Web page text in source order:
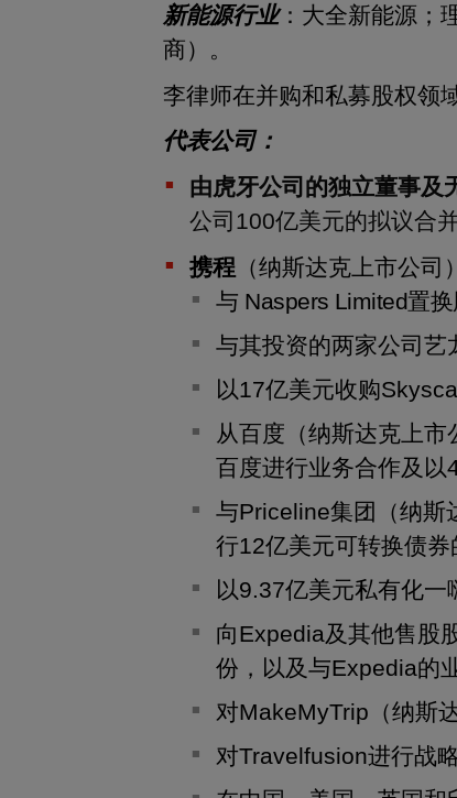
新能源行业：大全新能源；
商）。
李律师在并购和私募股权领
代表公司：
由虎牙公司的独立董事及
公司100亿美元的拟议合并
携程 （纳斯达克上市公司
与 Naspers Limited置
与其投资的两家公司艺
以17亿美元收购
从百度（纳斯达克上
百度进行业务合作及以
与Priceline集团（纳斯
行12亿美元可转换债券
以9.37亿美元私有化一
向Expedia及其他售股
份，以及与Expedia的
对MakeMyTrip（纳斯
对Travelfusion进行战